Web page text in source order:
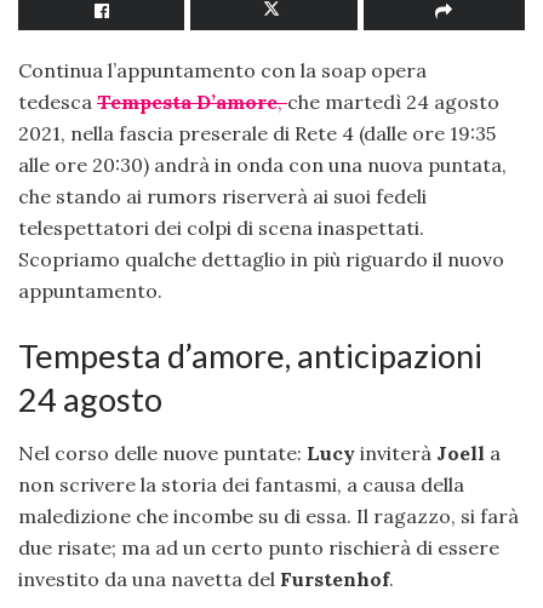
Continua l’appuntamento con la soap opera
tedesca Tempesta D’amore,che martedì 24 agosto
2021, nella fascia preserale di Rete 4 (dalle ore 19:35
alle ore 20:30) andrà in onda con una nuova puntata,
che stando ai rumors riserverà ai suoi fedeli
telespettatori dei colpi di scena inaspettati.
Scopriamo qualche dettaglio in più riguardo il nuovo
appuntamento.
Tempesta d’amore, anticipazioni
24 agosto
Nel corso delle nuove puntate: Lucy inviterà Joell a
non scrivere la storia dei fantasmi, a causa della
maledizione che incombe su di essa. Il ragazzo, si farà
due risate; ma ad un certo punto rischierà di essere
investito da una navetta del Furstenhof.